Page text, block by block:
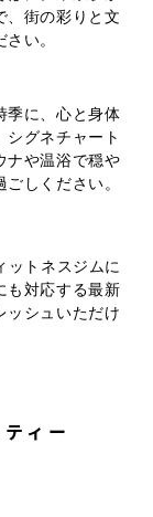
、街の彩りと文
い。
季に、心と身体
シグネチャート
ナや温浴で穏や
しください。
ットネスジムに
も対応する最新
ッシュいただけ
ィー